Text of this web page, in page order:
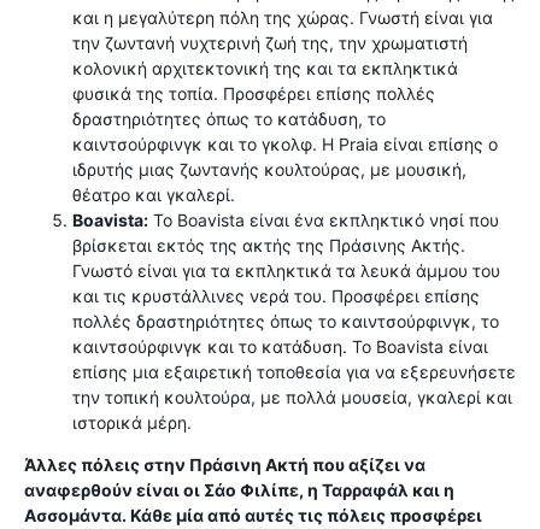
και η μεγαλύτερη πόλη της χώρας. Γνωστή είναι για
την ζωντανή νυχτερινή ζωή της, την χρωματιστή
κολονική αρχιτεκτονική της και τα εκπληκτικά
φυσικά της τοπία. Προσφέρει επίσης πολλές
δραστηριότητες όπως το κατάδυση, το
καιντσούρφινγκ και το γκολφ. Η Praia είναι επίσης ο
ιδρυτής μιας ζωντανής κουλτούρας, με μουσική,
θέατρο και γκαλερί.
Boavista: Το Boavista είναι ένα εκπληκτικό νησί που
βρίσκεται εκτός της ακτής της Πράσινης Ακτής.
Γνωστό είναι για τα εκπληκτικά τα λευκά άμμου του
και τις κρυστάλλινες νερά του. Προσφέρει επίσης
πολλές δραστηριότητες όπως το καιντσούρφινγκ, το
καιντσούρφινγκ και το κατάδυση. Το Boavista είναι
επίσης μια εξαιρετική τοποθεσία για να εξερευνήσετε
την τοπική κουλτούρα, με πολλά μουσεία, γκαλερί και
ιστορικά μέρη.
Άλλες πόλεις στην Πράσινη Ακτή που αξίζει να
αναφερθούν είναι οι Σάο Φιλίπε, η Ταρραφάλ και η
Ασσομάντα. Κάθε μία από αυτές τις πόλεις προσφέρει